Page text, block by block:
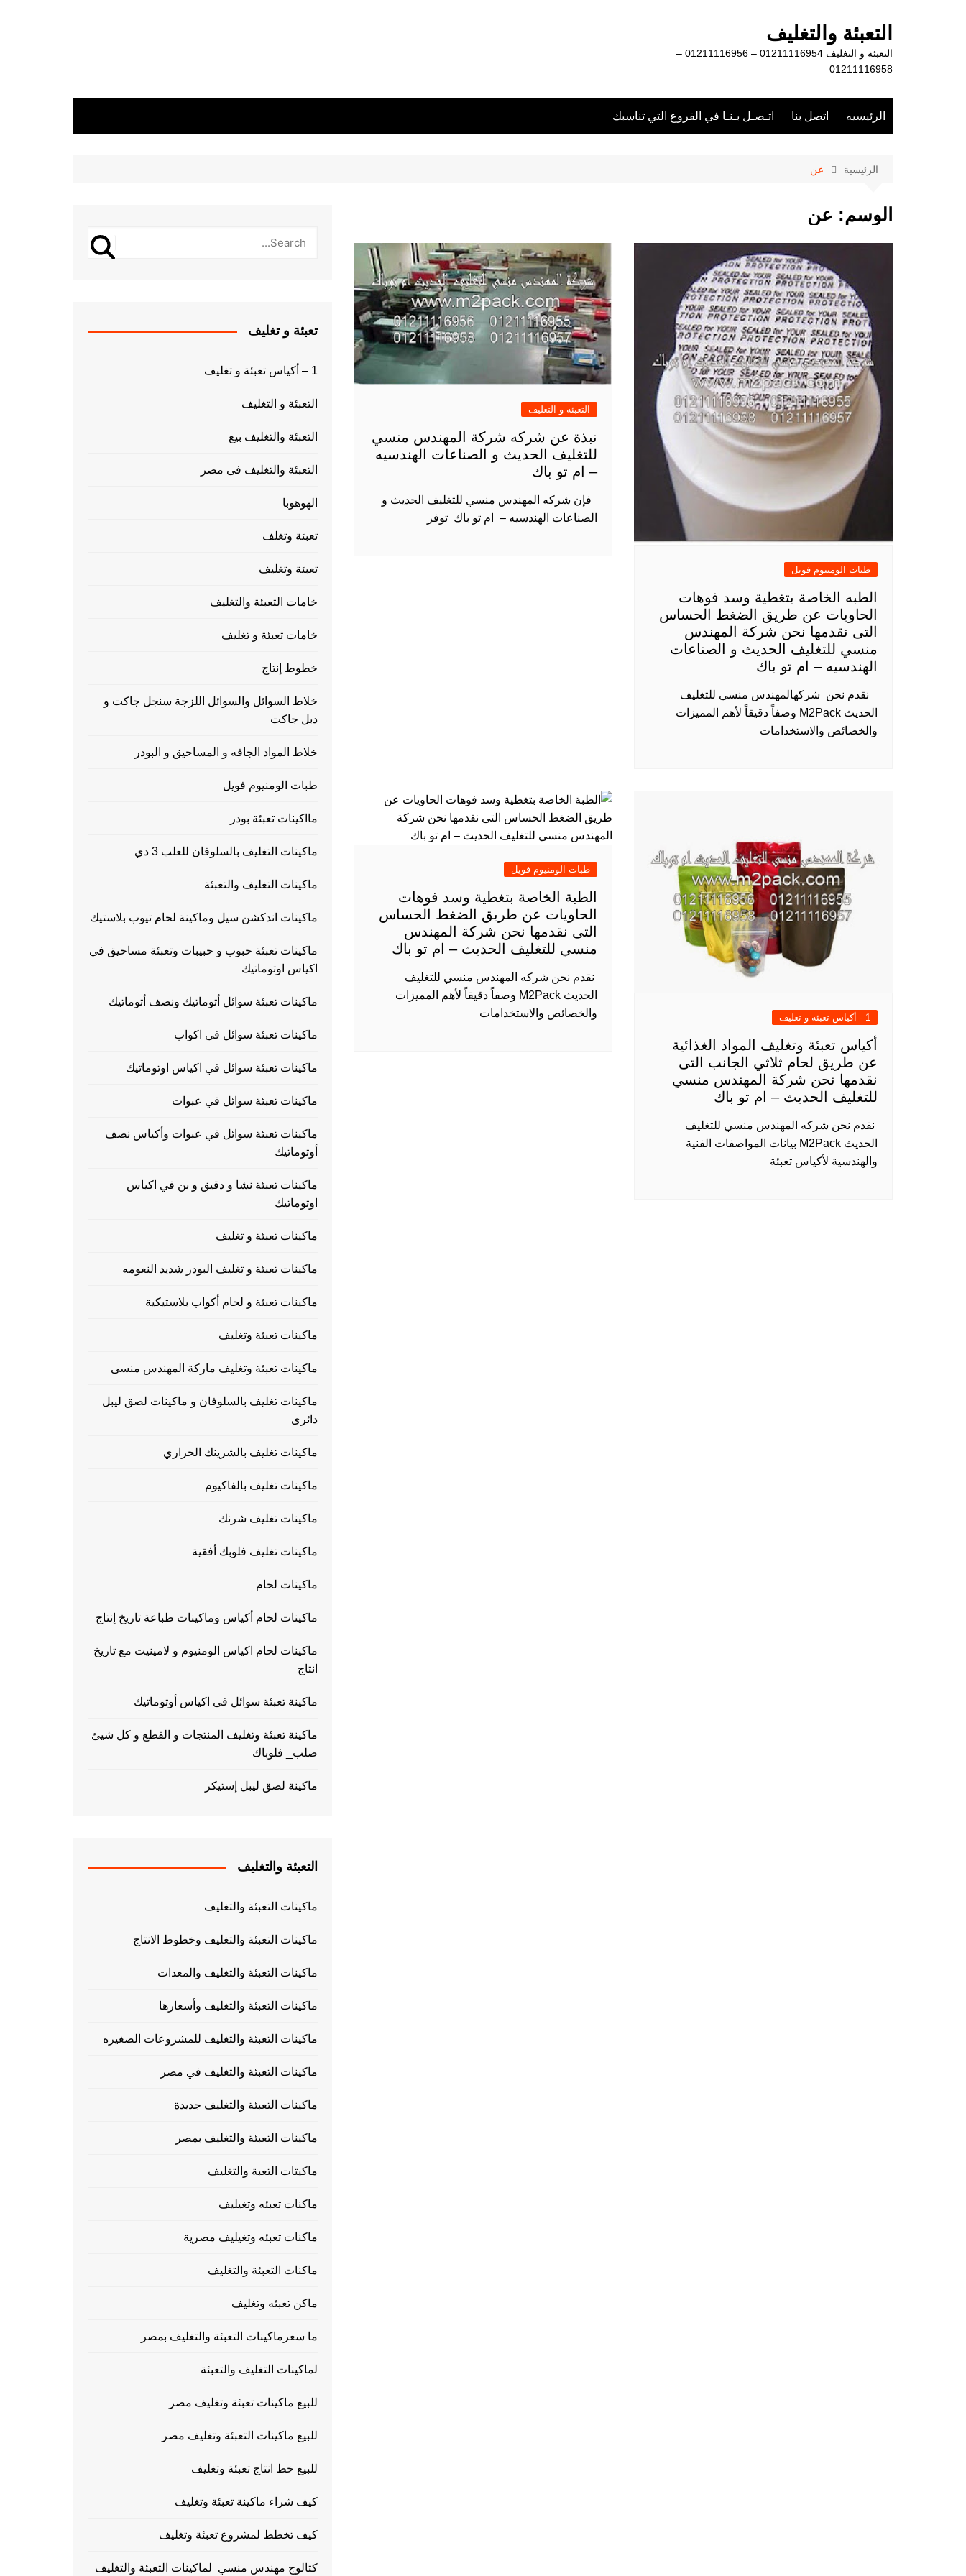
التعبئة والتغليف
التعبئة و التغليف 01211116954 – 01211116956 –
01211116958
الرئيسيه اتصل بنا اتـصـل بـنـا في الفروع التي تناسبك
الرئيسية عن
الوسم: عن
طبات الومنيوم فويل
الطبه الخاصة بتغطية وسد فوهات
الحاويات عن طريق الضغط الحساس
التى نقدمها نحن شركة المهندس
منسي للتغليف الحديث و الصناعات
الهندسيه – ام تو باك
​ نقدم نحن شركهالمهندس منسي للتغليف
الحديث M2Pack وصفاً دقيقاً لأهم المميزات
والخصائص والاستخدامات
التعبئة و التغليف
نبذة عن شركه شركة المهندس منسي
للتغليف الحديث و الصناعات الهندسيه
– ام تو باك
​ فإن شركه المهندس منسي للتغليف الحديث و
الصناعات الهندسيه – ام تو باك توفر
1 - أكياس تعبئة و تغليف
أكياس تعبئة وتغليف المواد الغذائية
عن طريق لحام ثلاثي الجانب التى
نقدمها نحن شركة المهندس منسي
للتغليف الحديث – ام تو باك
​ نقدم نحن شركه المهندس منسي للتغليف
الحديث M2Pack بيانات المواصفات الفنية
والهندسية لأكياس تعبئة
طبات الومنيوم فويل
الطبة الخاصة بتغطية وسد فوهات
الحاويات عن طريق الضغط الحساس
التى نقدمها نحن شركة المهندس
منسي للتغليف الحديث – ام تو باك
​ نقدم نحن شركه المهندس منسي للتغليف
الحديث M2Pack وصفاً دقيقاً لأهم المميزات
والخصائص والاستخدامات
تعبئة و تغليف
1 – أكياس تعبئة و تغليف
التعبئة و التغليف
التعبئة والتغليف بيع
التعبئة والتغليف فى مصر
الهوهوبا
تعبئة وتغلف
تعبئة وتغليف
خامات التعبئة والتغليف
خامات تعبئة و تغليف
خطوط إنتاج
خلاط السوائل والسوائل اللزجة سنجل جاكت و
دبل جاكت
خلاط المواد الجافه و المساحيق و البودر
طبات الومنيوم فويل
مااكينات تعبئة بودر
ماكينات التغليف بالسلوفان للعلب 3 دي
ماكينات التغليف والتعبئة
ماكينات اندكشن سيل وماكينة لحام تيوب بلاستيك
ماكينات تعبئة حبوب و حبيبات وتعبئة مساحيق في
اكياس اوتوماتيك
ماكينات تعبئة سوائل أتوماتيك ونصف أتوماتيك
ماكينات تعبئة سوائل في اكواب
ماكينات تعبئة سوائل في اكياس اوتوماتيك
ماكينات تعبئة سوائل في عبوات
ماكينات تعبئة سوائل في عبوات وأكياس نصف
أوتوماتيك
ماكينات تعبئة نشا و دقيق و بن في اكياس
اوتوماتيك
ماكينات تعبئة و تغليف
ماكينات تعبئة و تغليف البودر شديد النعومه
ماكينات تعبئة و لحام أكواب بلاستيكية
ماكينات تعبئة وتغليف
ماكينات تعبئة وتغليف ماركة المهندس منسى
ماكينات تغليف بالسلوفان و ماكينات لصق ليبل
دائرى
ماكينات تغليف بالشرينك الحراري
ماكينات تغليف بالفاكيوم
ماكينات تغليف شرنك
ماكينات تغليف فلوبك أفقية
ماكينات لحام
ماكينات لحام أكياس وماكينات طباعة تاريخ إنتاج
ماكينات لحام اكياس الومنيوم و لامينيت مع تاريخ
انتاج
ماكينة تعبئة سوائل فى اكياس أوتوماتيك
ماكينة تعبئة وتغليف المنتجات و القطع و كل شيئ
صلب_ فلوباك
ماكينة لصق ليبل إستيكر
التعبئة والتغليف
ماكينات التعبئة والتغليف
ماكينات التعبئة والتغليف وخطوط الانتاج
ماكينات التعبئة والتغليف والمعدات
ماكينات التعبئة والتغليف وأسعارها
ماكينات التعبئة والتغليف للمشروعات الصغيره
ماكينات التعبئة والتغليف في مصر
ماكينات التعبئة والتغليف جديدة
ماكينات التعبئة والتغليف بمصر
ماكيتات التعبة والتغليف
ماكنات تعبئه وتغيليف
ماكنات تعبئه وتغيليف مصرية
ماكنات التعبئة والتغليف
ماكن تعبئه وتغليف
ما سعرماكينات التعبئة والتغليف بمصر
لماكينات التغليف والتعبئة
للبيع ماكينات تعبئة وتغليف مصر
للبيع ماكينات التعبئة وتغليف مصر
للبيع خط انتاج تعبئة وتغليف
كيف شراء ماكينة تعبئة وتغليف
كيف تخطط لمشروع تعبئة وتغليف
كتالوج مهندس منسي لماكينات التعبئة والتغليف